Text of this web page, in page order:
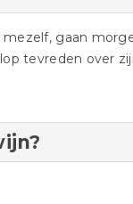
gaan
tevreden over